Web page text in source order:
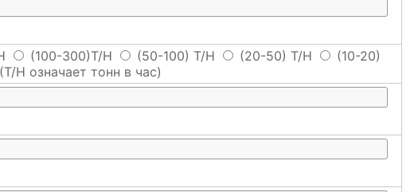
(100-300)T/H (50-100) T/H (20-50) T/H
(10-20)
(T/H означает тонн в час)